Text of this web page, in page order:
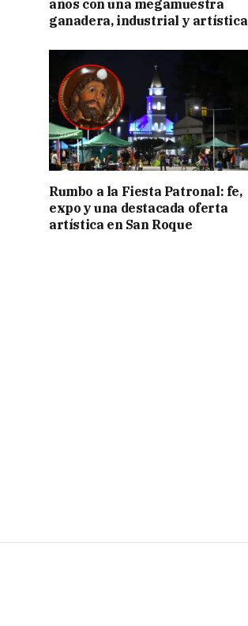
años con una megamuestra
ganadera, industrial y artística
Rumbo a la Fiesta Patronal: fe,
expo y una destacada oferta
artística en San Roque